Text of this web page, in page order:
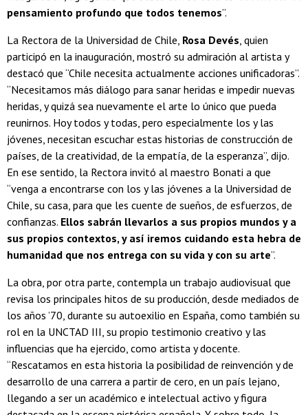
pensamiento profundo que todos tenemos”.
La Rectora de la Universidad de Chile, Rosa Devés , quien
participó en la inauguración, mostró su admiración al artista y
destacó que “Chile necesita actualmente acciones unificadoras”.
“Necesitamos más diálogo para sanar heridas e impedir nuevas
heridas, y quizá sea nuevamente el arte lo único que pueda
reunirnos. Hoy todos y todas, pero especialmente los y las
jóvenes, necesitan escuchar estas historias de construcción de
países, de la creatividad, de la empatía, de la esperanza”, dijo.
En ese sentido, la Rectora invitó al maestro Bonati a que
“venga a encontrarse con los y las jóvenes a la Universidad de
Chile, su casa, para que les cuente de sueños, de esfuerzos, de
confianzas. Ellos sabrán llevarlos a sus propios mundos y a
sus propios contextos, y así iremos cuidando esta hebra de
humanidad que nos entrega con su vida y con su arte”.
La obra, por otra parte, contempla un trabajo audiovisual que
revisa los principales hitos de su producción, desde mediados de
los años ’70, durante su autoexilio en España, como también su
rol en la UNCTAD III, su propio testimonio creativo y las
influencias que ha ejercido, como artista y docente.
“Rescatamos en esta historia la posibilidad de reinvención y de
desarrollo de una carrera a partir de cero, en un país lejano,
llegando a ser un académico e intelectual activo y figura